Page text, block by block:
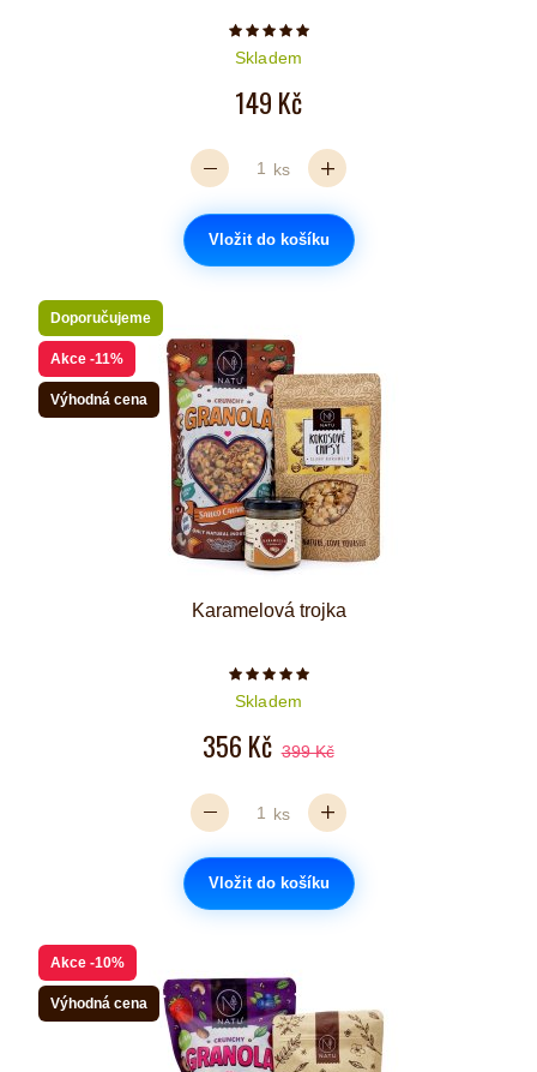
Počet hvězdiček je 5 z 5
Skladem
149 Kč
ks
Vložit do košíku
Doporučujeme
Akce -11%
Výhodná cena
Karamelová trojka
Počet hvězdiček je 5 z 5
Skladem
356 Kč 399 Kč
ks
Vložit do košíku
Akce -10%
Výhodná cena